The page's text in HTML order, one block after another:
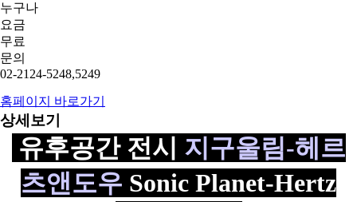
누구나
요금
무료
문의
02-2124-5248,5249
홈페이지 바로가기
상세보기
유후공간 전시 지구울림-헤르
츠앤도우 Sonic Planet-Hertz